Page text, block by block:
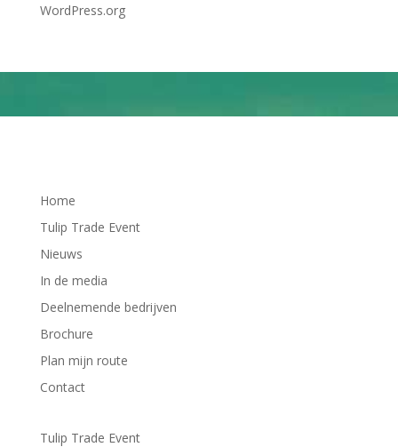
WordPress.org
Home
Tulip Trade Event
Nieuws
In de media
Deelnemende bedrijven
Brochure
Plan mijn route
Contact
Tulip Trade Event